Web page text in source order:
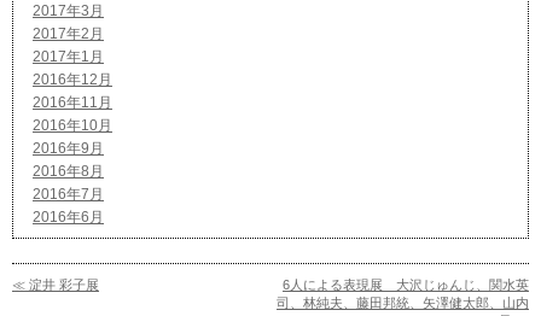
2017年3月
2017年2月
2017年1月
2016年12月
2016年11月
2016年10月
2016年9月
2016年8月
2016年7月
2016年6月
≪ 淀井 彩子展
6人による表現展 大沢じゅんじ、関水英
司、林純夫、藤田邦統、矢澤健太郎、山内